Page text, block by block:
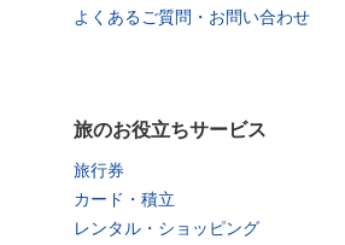
よくあるご質問・お問い合わせ
旅のお役立ちサービス
旅行券
カード・積立
レンタル・ショッピング